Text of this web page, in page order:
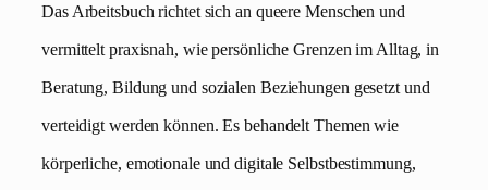
Das Arbeitsbuch richtet sich an queere Menschen und
vermittelt praxisnah, wie persönliche Grenzen im Alltag, in
Beratung, Bildung und sozialen Beziehungen gesetzt und
verteidigt werden können. Es behandelt Themen wie
körperliche, emotionale und digitale Selbstbestimmung,